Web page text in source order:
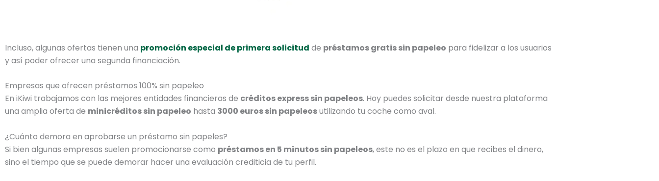
Incluso, algunas ofertas tienen una promoción especial de primera solicitud de préstamos gratis sin papeleo para fidelizar a los usuarios
y así poder ofrecer una segunda financiación.
Empresas que ofrecen préstamos 100% sin papeleo
En iKiwi trabajamos con las mejores entidades financieras de créditos express sin papeleos. Hoy puedes solicitar desde nuestra plataforma
una amplia oferta de minicréditos sin papeleo hasta 3000 euros sin papeleosutilizando tu coche como aval.
¿Cuánto demora en aprobarse un préstamo sin papeles?
Si bien algunas empresas suelen promocionarse como préstamos en 5 minutos sin papeleos, este no es el plazo en que recibes el dinero,
sino el tiempo que se puede demorar hacer una evaluación crediticia de tu perfil.